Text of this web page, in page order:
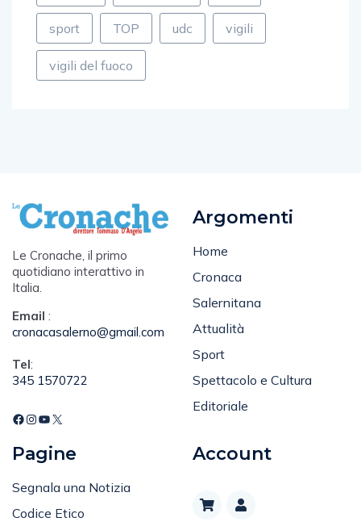
sport TOP udc vigili
vigili del fuoco
Le Cronache, il primo
quotidiano interattivo in
Italia.
Email :
cronacasalerno@gmail.com
Tel:
345 1570722
Argomenti
Home
Cronaca
Salernitana
Attualità
Sport
Spettacolo e Cultura
Editoriale
Pagine
Segnala una Notizia
Codice Etico
Account